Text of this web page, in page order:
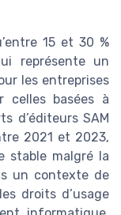
15 et 30 %
représente un
les entreprises
celles basées à
d’éditeurs SAM
2021 et 2023,
stable malgré la
un contexte de
droits d’usage